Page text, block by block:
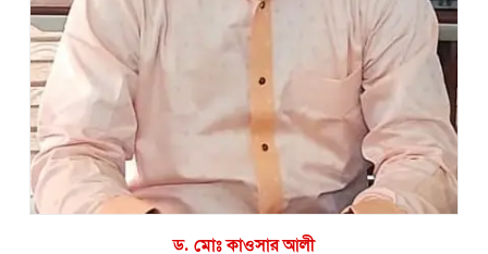
ড. মোঃ কাওসার আলী